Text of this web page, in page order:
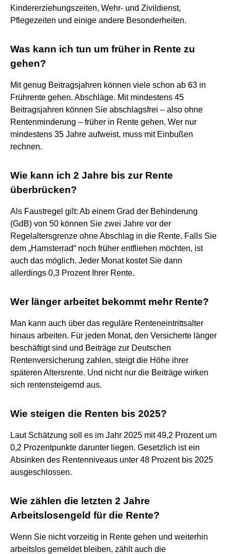
Kindererziehungszeiten, Wehr- und Zivildienst,
Pflegezeiten und einige andere Besonderheiten.
Was kann ich tun um früher in Rente zu
gehen?
Mit genug Beitragsjahren können viele schon ab 63 in
Frührente gehen. Abschläge. Mit mindestens 45
Beitragsjahren können Sie abschlagsfrei – also ohne
Rentenminderung – früher in Rente gehen. Wer nur
mindestens 35 Jahre aufweist, muss mit Einbußen
rechnen.
Wie kann ich 2 Jahre bis zur Rente
überbrücken?
Als Faustregel gilt: Ab einem Grad der Behinderung
(GdB) von 50 können Sie zwei Jahre vor der
Regelaltersgrenze ohne Abschlag in die Rente. Falls Sie
dem „Hamsterrad“ noch früher entfliehen möchten, ist
auch das möglich. Jeder Monat kostet Sie dann
allerdings 0,3 Prozent Ihrer Rente.
Wer länger arbeitet bekommt mehr Rente?
Man kann auch über das reguläre Renteneintrittsalter
hinaus arbeiten. Für jeden Monat, den Versicherte länger
beschäftigt sind und Beiträge zur Deutschen
Rentenversicherung zahlen, steigt die Höhe ihrer
späteren Altersrente. Und nicht nur die Beiträge wirken
sich rentensteigernd aus.
Wie steigen die Renten bis 2025?
Laut Schätzung soll es im Jahr 2025 mit 49,2 Prozent um
0,2 Prozentpunkte darunter liegen. Gesetzlich ist ein
Absinken des Rentenniveaus unter 48 Prozent bis 2025
ausgeschlossen.
Wie zählen die letzten 2 Jahre
Arbeitslosengeld für die Rente?
Wenn Sie nicht vorzeitig in Rente gehen und weiterhin
arbeitslos gemeldet bleiben, zählt auch die